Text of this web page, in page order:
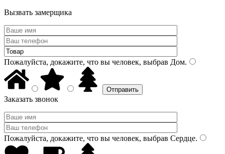
Вызвать замерщика
Пожалуйста, докажите, что вы человек, выбрав Дом.
Заказать звонок
Пожалуйста, докажите, что вы человек, выбрав Сердце.